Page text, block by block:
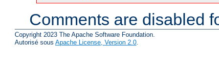
Comments are disabled
Copyright 2023 The Apache Software Foundation.
Autorisé sous Apache License, Version 2.0.